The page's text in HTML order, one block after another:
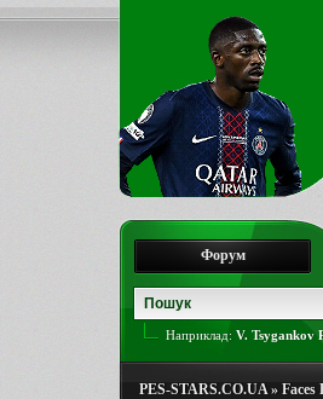
Форум
Наприклад: V. Tsygankov
PES-STARS.CO.UA» Faces